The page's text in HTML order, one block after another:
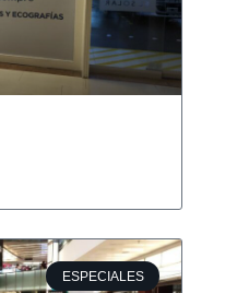
ESPECIALES